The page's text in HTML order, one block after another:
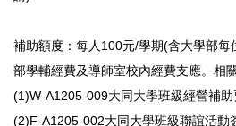
補助額度：每人100元/學期(含大學部
部學輔經費及導師室校內經費支應。相
(1)W-A1205-009大同大學班級經營補助
(2)F-A1205-002大同大學班級聯誼活動